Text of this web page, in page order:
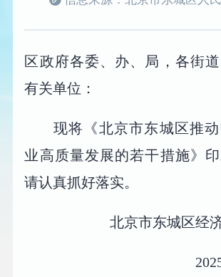
区政府各委、办、局，各街
有关单位：
现将《北京市东城区推
业高质量发展的若干措施》印
请认真抓好落实。
北京市东城区经